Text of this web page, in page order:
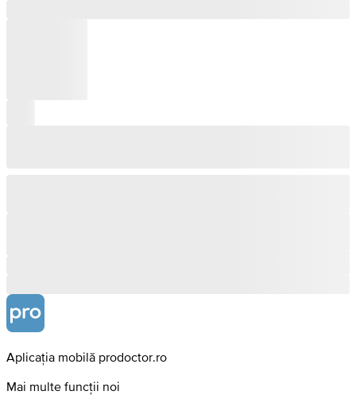
Aplicația mobilă prodoctor.ro
Mai multe funcții noi